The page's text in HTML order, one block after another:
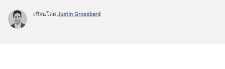
เขียนโดย Justin Grossbard